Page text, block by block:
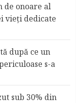
de onoare al
vieți dedicate
după ce un
s-a
sub 30% din